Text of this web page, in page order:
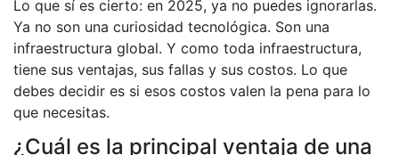
Lo que sí es cierto: en 2025, ya no puedes ignorarlas.
Ya no son una curiosidad tecnológica. Son una
infraestructura global. Y como toda infraestructura,
tiene sus ventajas, sus fallas y sus costos. Lo que
debes decidir es si esos costos valen la pena para lo
que necesitas.
¿Cuál es la principal ventaja de una